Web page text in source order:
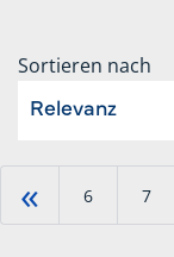
Sortieren nach
Relevanz
« 6 7